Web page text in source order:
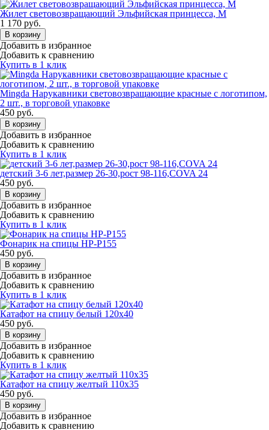
Жилет световозвращающий Эльфийская принцесса, M
1 170 руб.
В корзину
Добавить в избранное
Добавить к сравнению
Купить в 1 клик
Mingda Нарукавники световозвращающие красные с логотипом,
2 шт., в торговой упаковке
450 руб.
В корзину
Добавить в избранное
Добавить к сравнению
Купить в 1 клик
детский 3-6 лет,размер 26-30,рост 98-116,COVA 24
450 руб.
В корзину
Добавить в избранное
Добавить к сравнению
Купить в 1 клик
Фонарик на спицы HP-P155
450 руб.
В корзину
Добавить в избранное
Добавить к сравнению
Купить в 1 клик
Катафот на спицу белый 120х40
450 руб.
В корзину
Добавить в избранное
Добавить к сравнению
Купить в 1 клик
Катафот на спицу желтый 110х35
450 руб.
В корзину
Добавить в избранное
Добавить к сравнению